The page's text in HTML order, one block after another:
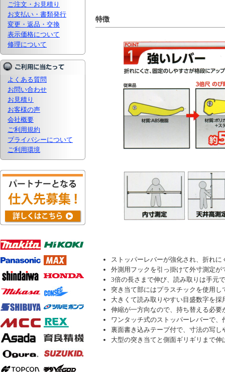
ご注文・お見積り
お支払い・書類発行
変更・返品・交換
表示価格について
修理について
よくある質問
お問い合わせ
お見積り
お客様の声
会社概要
ご利用規約
プライバシーについて
ご利用環境
特徴
ストッパーレバーが強化され、折れ
外測用フックを引っ掛けて外寸測定が
3倍の長さまで伸び、読み取りは手元
突き当て部にはプラスチックを使用
大きくて読み取りやすい目盛数字を採
伸縮が一方向なので、持ち替える必
ワンタッチ式のストッパーレバーで
裏面書き込みテープ付で、寸法の写
大型の突き当てと側面ギリギリまで